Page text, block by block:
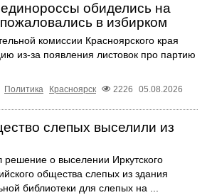
обиделись на
в избирком
комиссии Красноярского края
из-за появления листовок про партию
Политика Красноярск 2226 05.08.2026
слепых выселили из
о выселении Иркутского
общества слепых из здания
библиотеки для слепых на ...